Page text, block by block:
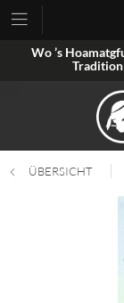
Wo ’s
ÜBERSICHT